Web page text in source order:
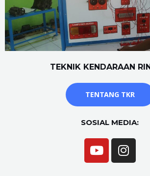
TEKNIK KENDARAAN
TENTANG TKR
SOSIAL MEDIA: